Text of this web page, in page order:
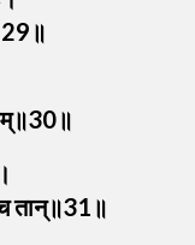
तान्॥31॥